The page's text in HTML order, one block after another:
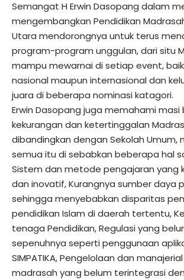
Semangat H Erwin Dasopang dalam
mengembangkan Pendidikan
Utara mendorongnya untuk terus
program-program unggulan, dari situ
mampu mewarnai di setiap event,
nasional maupun internasional dan
juara di beberapa nominasi katagori.
Erwin Dasopang juga memahami masi
kekurangan dan ketertinggalan
dibandingkan dengan Sekolah Umum,
semua itu di sebabkan beberapa hal
Sistem dan metode pengajaran yang
dan inovatif, Kurangnya sumber daya
sehingga menyebabkan disparitas
pendidikan Islam di daerah tertentu,
tenaga Pendidikan, Regulasi yang
sepenuhnya seperti penggunaan
SIMPATIKA, Pengelolaan dan
madrasah yang belum terintegrasi